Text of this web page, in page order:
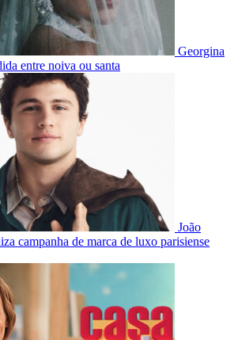
Georgina
entre noiva ou santa
João
campanha de marca de luxo parisiense